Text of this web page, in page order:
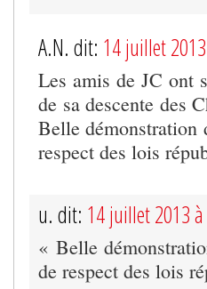
A.N. dit: 14 juillet
Les amis de JC ont
de sa descente des
Belle démonstration
respect des lois
u. dit: 14 juillet 2013
« Belle
de respect des lois